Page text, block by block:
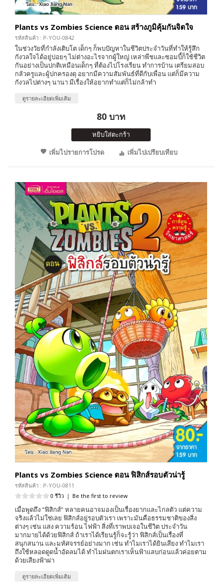
Plants vs Zombies Science ตอน สร้างภูมิคุ้มกันจิตใจ
รหัสสินค้า : P-YOU-0842
ในช่วงวัยที่กำลังเติบโต เด็กๆ ก็พบปัญหาในชีวิตประจำวันที่ทำให้รู้สึก
กังวลใจได้อยู่บ่อยๆ ไม่ต่างอะไรจากผู้ใหญ่ เหล่าพืชและซอมบี้ก็ใช้ชีวิต
กันอย่างเป็นปกติเหมือนเด็กๆ ที่ต้องไปโรงเรียน ทำการบ้าน เตรียมสอบ
กลัวครูและผู้ปกครองดุ อยากมีความสัมพันธ์ที่ดีกับเพื่อน แต่ก็มีความ
กังวลไปต่างๆ นานา มีเรื่องให้อยากทำแต่ก็ไม่กล้าทำ
ดูรายละเอียดเพิ่มเติม
80 บาท
หยิบใส่ตะกร้า
เพิ่มไปรายการโปรด
เพิ่มไปเปรียบเทียบ
Plants vs Zombies Science ตอน ฟิสิกส์รอบตัวน่ารู้
รหัสสินค้า : P-YOU-0811
0 รีวิว | Be the first to review
เมื่อพูดถึง “ฟิสิกส์” หลายคนอาจมองเป็นเรื่องยากและไกลตัว แต่ความ
จริงแล้วไม่ใช่เลย ฟิสิกส์อยู่รอบตัวเรา เพราะมันคือธรรมชาติของสิ่ง
ต่างๆ เช่น แสง ความร้อน ไฟฟ้า สิ่งที่เราพบเจอในชีวิต ประจำวัน
มากมายได้ด้วยฟิสิกส์ ถ้าเราได้เรียนรู้ก็จะรู้ว่า ฟิสิกส์เป็นเรื่องที่
สนุกสนาน และมหัศจรรย์อย่างมาก เช่น ทำไมเราได้ยินเสียง ทำไมเรา
ถึงใช้หลอดดูดน้ำอัดลมได้ ทำไมฝนตกเราเห็นฟ้าแลบก่อนแล้วค่อยตาม
ด้วยเสียงฟ้าผ่า
ดูรายละเอียดเพิ่มเติม